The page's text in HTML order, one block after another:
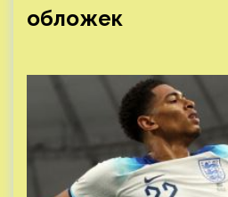
обложек